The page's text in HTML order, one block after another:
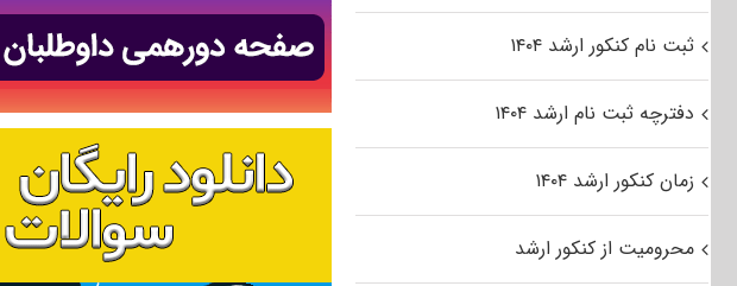
ثبت نام کنکور ارشد ۱۴۰۴
دفترچه ثبت نام ارشد ۱۴۰۴
زمان کنکور ارشد ۱۴۰۴
محرومیت از کنکور ارشد